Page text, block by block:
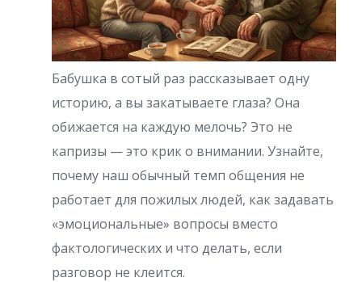
Бабушка в сотый раз рассказывает одну
историю, а вы закатываете глаза? Она
обижается на каждую мелочь? Это не
капризы — это крик о внимании. Узнайте,
почему наш обычный темп общения не
работает для пожилых людей, как задавать
«эмоциональные» вопросы вместо
фактологических и что делать, если
разговор не клеится.